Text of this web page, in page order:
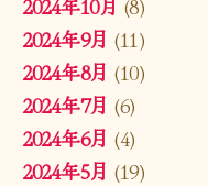
2024年9月 (11)
2024年8月 (10)
2024年7月 (6)
2024年6月 (4)
2024年5月 (19)